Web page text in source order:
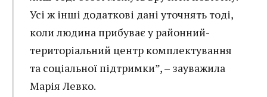
Усі ж інші додаткові дані уточнять тоді,
коли людина прибуває у районний-
територіальний центр комплектування
та соціальної підтримки”, – зауважила
Марія Левко.